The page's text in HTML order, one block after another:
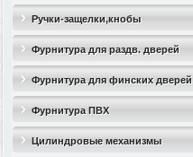
Ручки-защелки,кнобы
Фурнитура для раздв. дверей
Фурнитура для финских дверей
Фурнитура ПВХ
Цилиндровые механизмы